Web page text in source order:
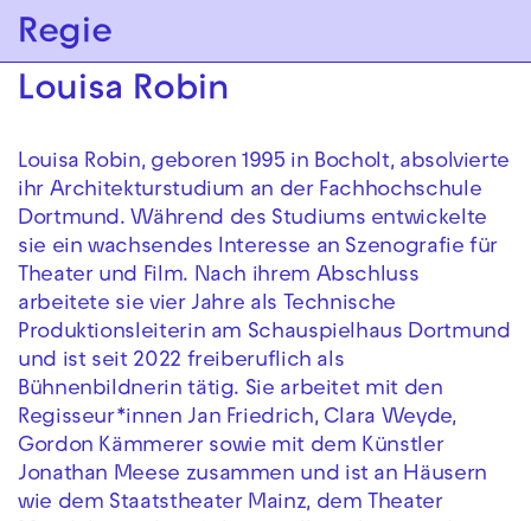
Zur Hauptnavigation springen
Zum Hauptinhalt springen
Regie
Louisa Robin
Louisa Robin, geboren 1995 in Bocholt, absolvierte
ihr Architekturstudium an der Fachhochschule
Dortmund. Während des Studiums entwickelte
sie ein wachsendes Interesse an Szenografie für
Theater und Film. Nach ihrem Abschluss
arbeitete sie vier Jahre als Technische
Produktionsleiterin am Schauspielhaus Dortmund
und ist seit 2022 freiberuflich als
Bühnenbildnerin tätig. Sie arbeitet mit den
Regisseur*innen Jan Friedrich, Clara Weyde,
Gordon Kämmerer sowie mit dem Künstler
Jonathan Meese zusammen und ist an Häusern
wie dem Staatstheater Mainz, dem Theater